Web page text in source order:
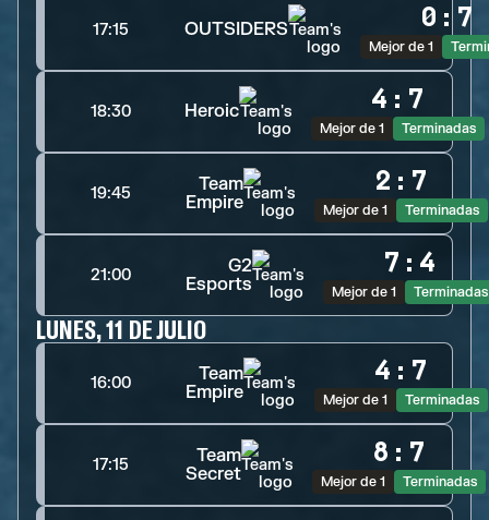
17:15 OUTSIDERS 0 : 7
Mejor de 1
18:30 Heroic 4 : 7
Mejor de 1 Terminadas
19:45
Team
Empire
2 : 7
Mejor de 1 Terminadas
21:00
G2
Esports
7 : 4
Mejor de 1 Terminadas
LUNES, 11 DE JULIO
16:00
Team
Empire
4 : 7
Mejor de 1 Terminadas
17:15
Team
Secret
8 : 7
Mejor de 1 Terminadas